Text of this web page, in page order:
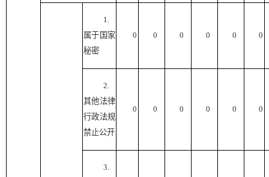
1.
属于国家
秘密
0 0 0 0 0 0
2.
其他法律
行政法规
禁止公开
0 0 0 0 0 0
3.